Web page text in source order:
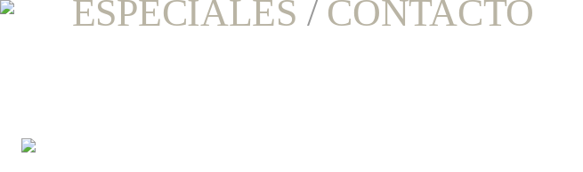
ESPECIALES / CONTACTO